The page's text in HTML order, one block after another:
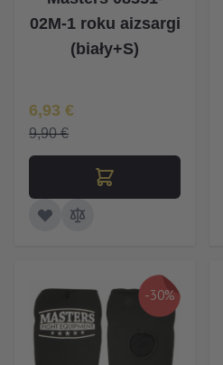
02M-1 roku aizsargi
(biały+S)
Īpaša Cena
6,93 €
9,90 €
-30%